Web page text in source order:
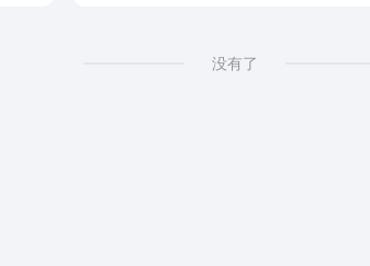
没有了